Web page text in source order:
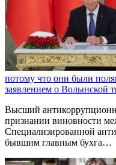
потому что они были
заявлением о Волынской
Высший
признании виновности
Специализированной
бывшим главным бухга…